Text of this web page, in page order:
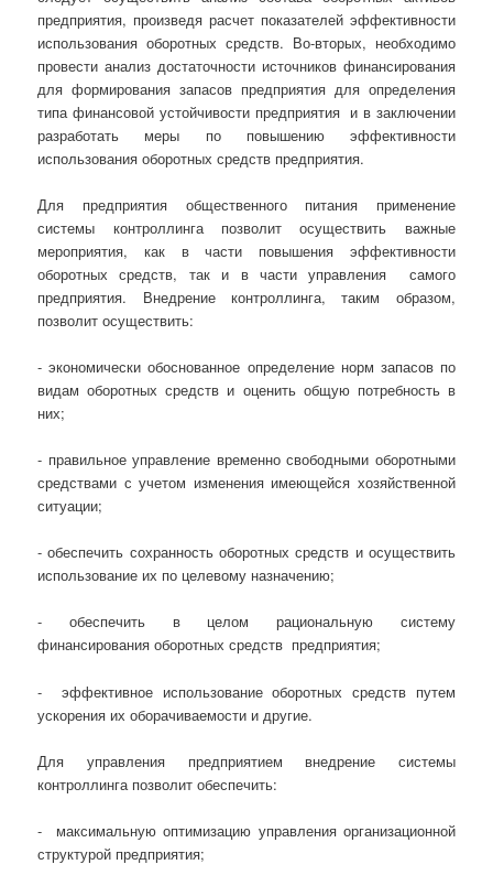
предприятия, произведя расчет показателей эффективности
использования оборотных средств. Во-вторых, необходимо
провести анализ достаточности источников финансирования
для формирования запасов предприятия для определения
типа финансовой устойчивости предприятия и в заключении
разработать меры по повышению эффективности
использования оборотных средств предприятия.
Для предприятия общественного питания применение
системы контроллинга позволит осуществить важные
мероприятия, как в части повышения эффективности
оборотных средств, так и в части управления самого
предприятия. Внедрение контроллинга, таким образом,
позволит осуществить:
- экономически обоснованное определение норм запасов по
видам оборотных средств и оценить общую потребность в
них;
- правильное управление временно свободными оборотными
средствами с учетом изменения имеющейся хозяйственной
ситуации;
- обеспечить сохранность оборотных средств и осуществить
использование их по целевому назначению;
- обеспечить в целом рациональную систему
финансирования оборотных средств предприятия;
- эффективное использование оборотных средств путем
ускорения их оборачиваемости и другие.
Для управления предприятием внедрение системы
контроллинга позволит обеспечить:
- максимальную оптимизацию управления организационной
структурой предприятия;